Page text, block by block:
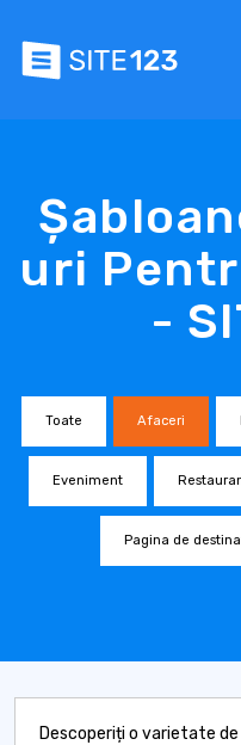
uri
-
Toate Afaceri
Eveniment
Pagina de
Descoperiți o varietate